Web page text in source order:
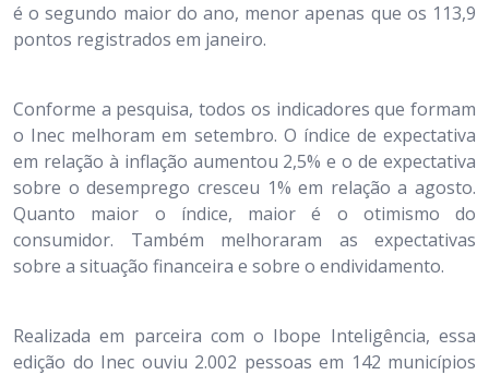
é o segundo maior do ano, menor apenas que os 113,9
pontos registrados em janeiro.
Conforme a pesquisa, todos os indicadores que formam
o Inec melhoram em setembro. O índice de expectativa
em relação à inflação aumentou 2,5% e o de expectativa
sobre o desemprego cresceu 1% em relação a agosto.
Quanto maior o índice, maior é o otimismo do
consumidor. Também melhoraram as expectativas
sobre a situação financeira e sobre o endividamento.
Realizada em parceira com o Ibope Inteligência, essa
edição do Inec ouviu 2.002 pessoas em 142 municípios